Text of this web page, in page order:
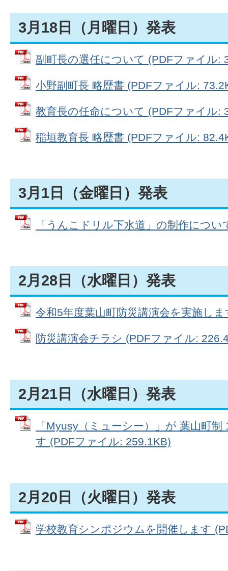
3月18日（月曜日）発表
副町長の選任について (PDFファイル:
小野副町長 略歴書 (PDFファイル:
教育長の任命について (PDFファイル:
稲垣教育長 略歴書 (PDFファイル:
3月1日（金曜日）発表
「うんこドリル下水道」の制作につ
2月28日（水曜日）発表
令和5年度葉山町防災講演会を実施し
防災講演会チラシ (PDFファイル:
2月21日（水曜日）発表
「Myusy（ミューシー）」が 葉山町
す (PDFファイル: 259.1KB)
2月20日（火曜日）発表
学校教育シンポジウムを開催します